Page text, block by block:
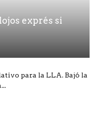
exprés si
para la LLA. Bajó la